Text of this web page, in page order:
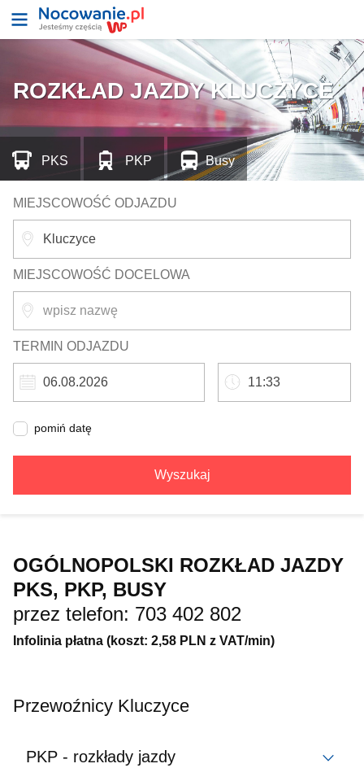
ROZKŁAD JAZDY KLUCZYCE
MIEJSCOWOŚĆ ODJAZDU
MIEJSCOWOŚĆ DOCELOWA
TERMIN ODJAZDU
pomiń datę
Wyszukaj
PKS PKP Busy
OGÓLNOPOLSKI ROZKŁAD JAZDY
PKS, PKP, BUSY
przez telefon: 703 402 802
Infolinia płatna (koszt: 2,58 PLN z VAT/min)
Przewoźnicy Kluczyce
PKP - rozkłady jazdy